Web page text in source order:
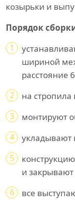
козырьки и
Порядок
1
шириной
расстояние
2
на
3
монтируют
4
укладывают
5
и
6
все